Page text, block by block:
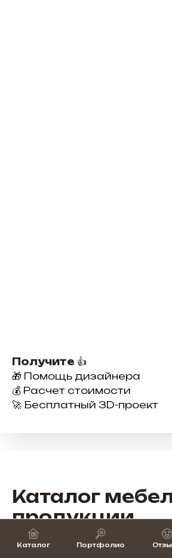
Каталог Портфолио
Получите 👍
🎁 Помощь дизайнера
💰 Расчет стоимости
🚀 Бесплатный 3D-проект
Каталог
продукции
Широкий выбор мебели